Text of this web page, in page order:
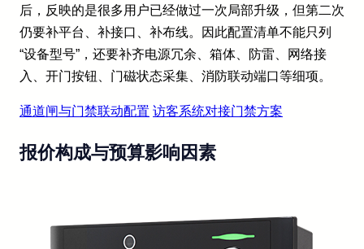
后，反映的是很多用户已经做过一次局部升级，但第二次
仍要补平台、补接口、补布线。因此配置清单不能只列
“设备型号”，还要补齐电源冗余、箱体、防雷、网络接
入、开门按钮、门磁状态采集、消防联动端口等细项。
通道闸与门禁联动配置 访客系统对接门禁方案
报价构成与预算影响因素